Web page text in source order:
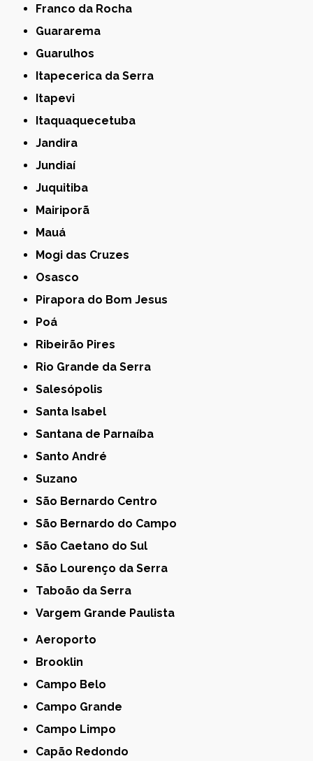
Franco da Rocha
Guararema
Guarulhos
Itapecerica da Serra
Itapevi
Itaquaquecetuba
Jandira
Jundiaí
Juquitiba
Mairiporã
Mauá
Mogi das Cruzes
Osasco
Pirapora do Bom Jesus
Poá
Ribeirão Pires
Rio Grande da Serra
Salesópolis
Santa Isabel
Santana de Parnaíba
Santo André
Suzano
São Bernardo Centro
São Bernardo do Campo
São Caetano do Sul
São Lourenço da Serra
Taboão da Serra
Vargem Grande Paulista
Aeroporto
Brooklin
Campo Belo
Campo Grande
Campo Limpo
Capão Redondo